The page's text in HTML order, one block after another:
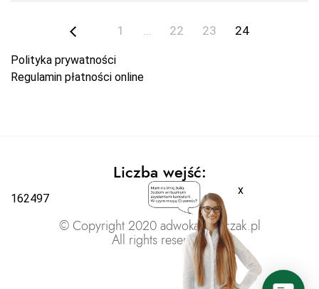
x
1 … 22 23 24
Polityka prywatności
Regulamin płatności online
Liczba wejść:
162497
© Copyright 2020 adwokatratajczak.pl
All rights reserved